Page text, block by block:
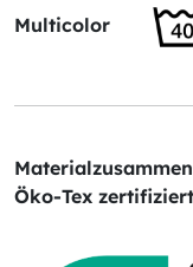
Multicolor
Öko-Tex